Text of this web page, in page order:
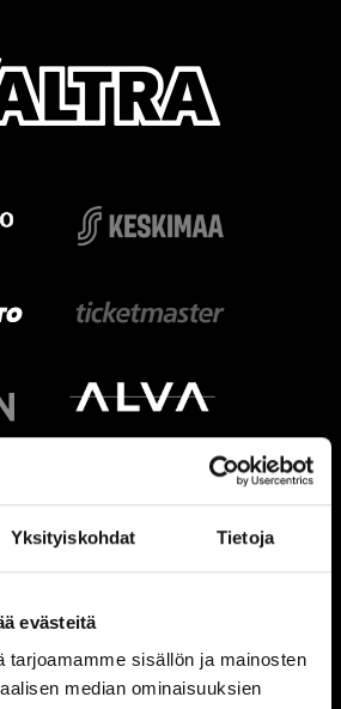
Yksityiskohdat Tietoja
evästeitä
tarjoamamme sisällön ja mainosten
median ominaisuuksien